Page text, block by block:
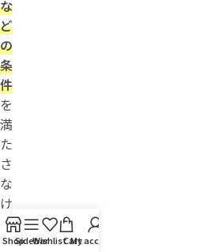
な
ど
の
条
件
を
満
た
さ
な
け
れ
ば
ShopSidebarWishlistCart
My account